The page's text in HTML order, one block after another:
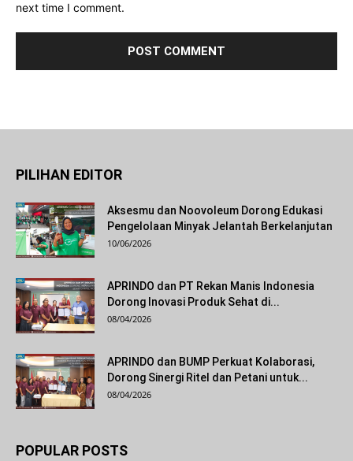
next time I comment.
PILIHAN EDITOR
Aksesmu dan Noovoleum Dorong Edukasi
Pengelolaan Minyak Jelantah Berkelanjutan
10/06/2026
APRINDO dan PT Rekan Manis Indonesia
Dorong Inovasi Produk Sehat di...
08/04/2026
APRINDO dan BUMP Perkuat Kolaborasi,
Dorong Sinergi Ritel dan Petani untuk...
08/04/2026
POPULAR POSTS